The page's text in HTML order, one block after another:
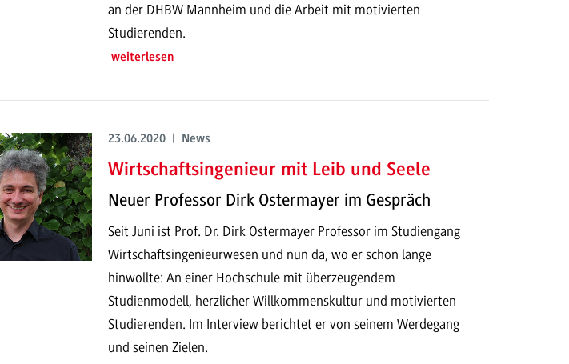
an der DHBW Mannheim und die Arbeit mit motivierten
Studierenden.
weiterlesen
23.06.2020 | News
Wirtschaftsingenieur mit Leib und Seele
Neuer Professor Dirk Ostermayer im Gespräch
Seit Juni ist Prof. Dr. Dirk Ostermayer Professor im Studiengang
Wirtschaftsingenieurwesen und nun da, wo er schon lange
hinwollte: An einer Hochschule mit überzeugendem
Studienmodell, herzlicher Willkommenskultur und motivierten
Studierenden. Im Interview berichtet er von seinem Werdegang
und seinen Zielen.